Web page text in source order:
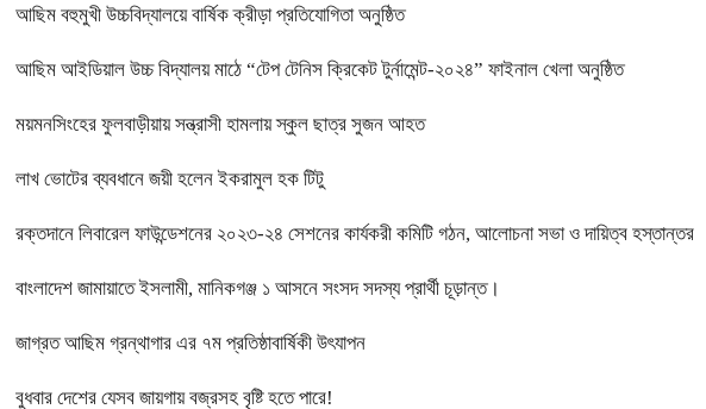
আছিম বহুমুখী উচ্চবিদ্যালয়ে বার্ষিক ক্রীড়া প্রতিযোগিতা অনুষ্ঠিত
আছিম আইডিয়াল উচ্চ বিদ্যালয় মাঠে “টেপ টেনিস ক্রিকেট টুর্নামেন্ট-২০২৪” ফাইনাল খেলা অনুষ্ঠিত
ময়মনসিংহের ফুলবাড়ীয়ায় সন্ত্রাসী হামলায় স্কুল ছাত্র সুজন আহত
লাখ ভোটের ব্যবধানে জয়ী হলেন ইকরামুল হক টিটু
রক্তদানে লিবারেল ফাউন্ডেশনের ২০২৩-২৪ সেশনের কার্যকরী কমিটি গঠন, আলোচনা সভা ও দায়িত্ব হস্তান্তর
বাংলাদেশ জামায়াতে ইসলামী, মানিকগঞ্জ ১ আসনে সংসদ সদস্য প্রার্থী চূড়ান্ত।
জাগ্রত আছিম গ্রন্থাগার এর ৭ম প্রতিষ্ঠাবার্ষিকী উৎযাপন
বুধবার দেশের যেসব জায়গায় বজ্রসহ বৃষ্টি হতে পারে!